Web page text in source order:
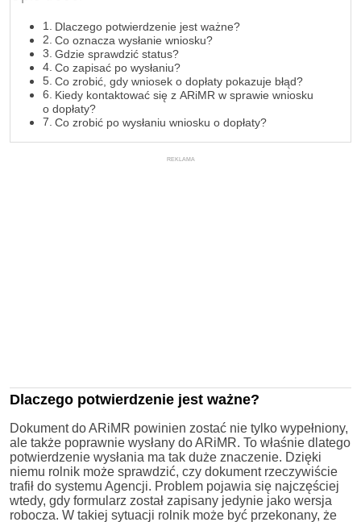
Dlaczego potwierdzenie jest ważne?
Co oznacza wysłanie wniosku?
Gdzie sprawdzić status?
Co zapisać po wysłaniu?
Co zrobić, gdy wniosek o dopłaty pokazuje błąd?
Kiedy kontaktować się z ARiMR w sprawie wniosku
o dopłaty?
Co zrobić po wysłaniu wniosku o dopłaty?
REKLAMA
Dlaczego potwierdzenie jest ważne?
Dokument do ARiMR powinien zostać nie tylko wypełniony,
ale także poprawnie wysłany do ARiMR. To właśnie dlatego
potwierdzenie wysłania ma tak duże znaczenie. Dzięki
niemu rolnik może sprawdzić, czy dokument rzeczywiście
trafił do systemu Agencji. Problem pojawia się najczęściej
wtedy, gdy formularz został zapisany jedynie jako wersja
robocza. W takiej sytuacji rolnik może być przekonany, że